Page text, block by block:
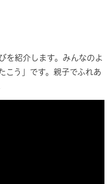
を紹介します。みんなのよ
こう」です。親子でふれあ